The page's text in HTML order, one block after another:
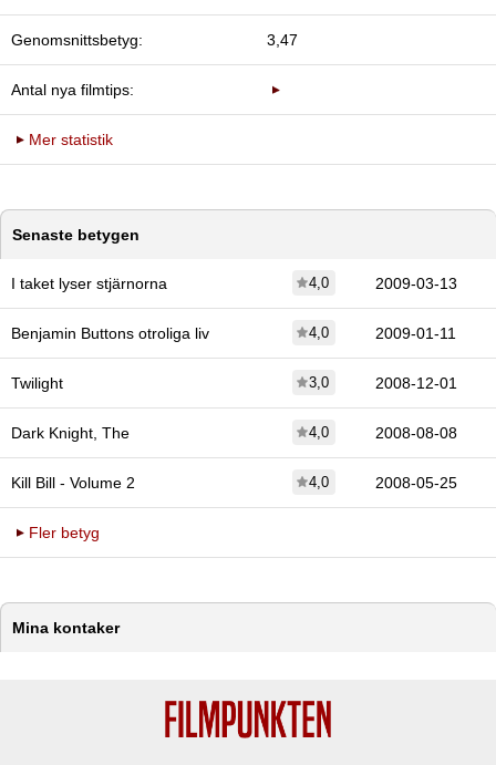
Genomsnittsbetyg: 3,47
Antal nya filmtips:
Mer statistik
Senaste betygen
I taket lyser stjärnorna 4,0 2009-03-13
Benjamin Buttons otroliga liv 4,0 2009-01-11
Twilight 3,0 2008-12-01
Dark Knight, The 4,0 2008-08-08
Kill Bill - Volume 2 4,0 2008-05-25
Fler betyg
Mina kontaker